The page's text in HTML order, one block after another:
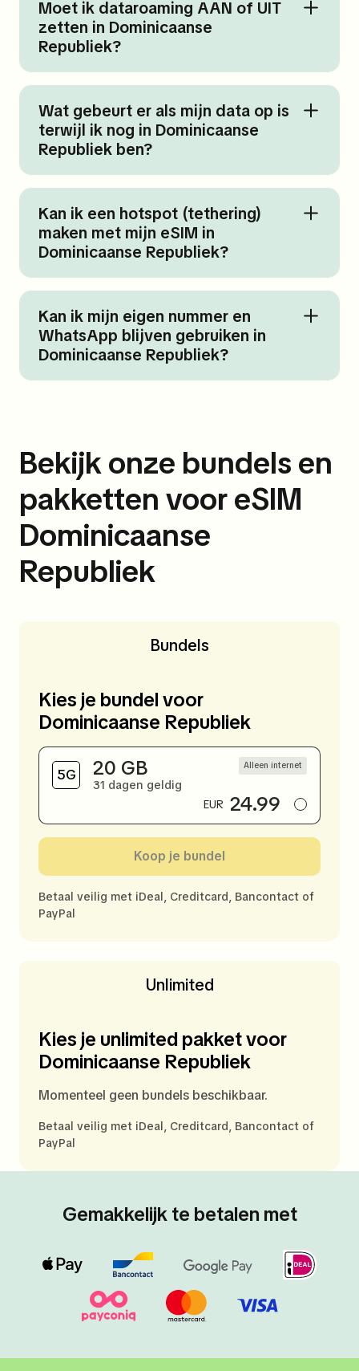
Moet ik dataroaming AAN of UIT
zetten in Dominicaanse
Republiek?
Wat gebeurt er als mijn data op is
terwijl ik nog in Dominicaanse
Republiek ben?
Kan ik een hotspot (tethering)
maken met mijn eSIM in
Dominicaanse Republiek?
Kan ik mijn eigen nummer en
WhatsApp blijven gebruiken in
Dominicaanse Republiek?
Bekijk onze bundels en
pakketten voor eSIM
Dominicaanse
Republiek
Bundels
Kies je bundel voor
Dominicaanse Republiek
20 GB
31 dagen geldig
Alleen internet
EUR 24.99
Koop je bundel
Betaal veilig met iDeal, Creditcard, Bancontact of
PayPal
Unlimited
Kies je unlimited pakket voor
Dominicaanse Republiek
Momenteel geen bundels beschikbaar.
Betaal veilig met iDeal, Creditcard, Bancontact of
PayPal
Gemakkelijk te betalen met